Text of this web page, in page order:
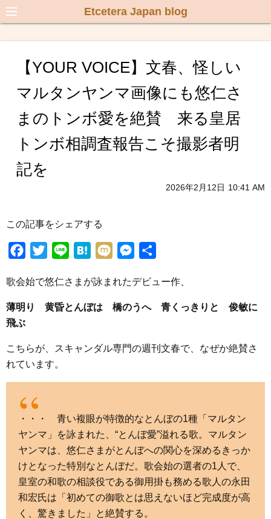
Etcetera Japan blog
【YOUR VOICE】文春、怪しい
マルタンヤンマ画像にも悠仁さ
まのトンボ愛を絶賛 来る皇居
トンボ相調査報告こそ撮影者明
記を
2026年2月12日 10:41 AM
この記事をシェアする
c
e
o
k
i
t
r
n
H
t
e
M
x
i
s
s
g
歌会始で悠仁さまが詠まれたデビュー作、
薄明り 黄昏とんぼは 橋のうへ 青くっきりと 俊敏に
飛ぶ
こちらが、スキャンダル専門の週刊文春で、なぜか絶賛さ
れています。
・・・ 青い複眼が特徴的なとんぼの1種「マルタン
ヤンマ」を詠まれた、“とんぼ愛”溢れる歌。マルタン
ヤンマは、悠仁さまがとんぼへの関心を深めるきっか
けとなった特別なとんぼだ。歌会始の選者の1人で、
皇室の和歌の相談役である御用掛も務める歌人の永田
和宏氏は「初めての御歌とは思えないほど完成度が高
く、驚きました」と絶賛する。